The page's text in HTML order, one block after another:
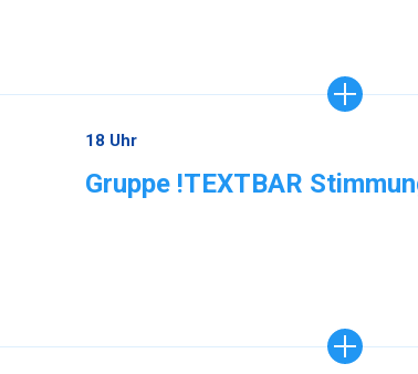
18 Uhr
Gruppe !TEXTBAR